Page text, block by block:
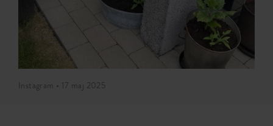
Instagram • 17 maj 2025